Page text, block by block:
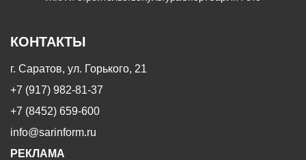
КОНТАКТЫ
г. Саратов, ул. Горького, 21
+7 (917) 982-81-37
+7 (8452) 659-600
info@sarinform.ru
РЕКЛАМА